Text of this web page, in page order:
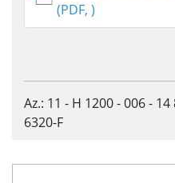
(PDF, )
Az.: 11 - H 1200 - 006 - 14
6320-F